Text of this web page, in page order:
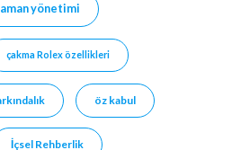
yönetimi
çakma Rolex özellikleri
öz kabul
İçsel Rehberlik